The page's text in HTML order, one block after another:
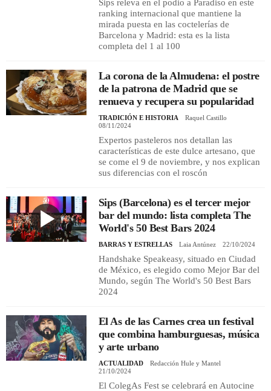
Sips releva en el podio a Paradiso en este
ranking internacional que mantiene la
mirada puesta en las coctelerías de
Barcelona y Madrid: esta es la lista
completa del 1 al 100
La corona de la Almudena: el postre
de la patrona de Madrid que se
renueva y recupera su popularidad
TRADICIÓN E HISTORIA
Raquel Castillo
08/11/2024
Expertos pasteleros nos detallan las
características de este dulce artesano, que
se come el 9 de noviembre, y nos explican
sus diferencias con el roscón
Sips (Barcelona) es el tercer mejor
bar del mundo: lista completa The
World's 50 Best Bars 2024
BARRAS Y ESTRELLAS Laia Antúnez 22/10/2024
Handshake Speakeasy, situado en Ciudad
de México, es elegido como Mejor Bar del
Mundo, según The World's 50 Best Bars
2024
El As de las Carnes crea un festival
que combina hamburguesas, música
y arte urbano
ACTUALIDAD
Redacción Hule y Mantel
21/10/2024
El ColegAs Fest se celebrará en Autocine